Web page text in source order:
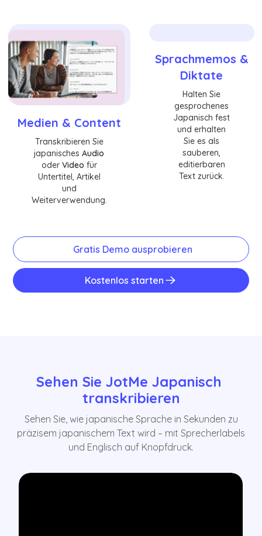
Medien & Content
Transkribieren Sie
japanisches Audio
oder Video für
Untertitel, Artikel
und
Weiterverwendung.
Sprachmemos &
Diktate
Halten Sie
gesprochenes
Japanisch fest
und erhalten
Sie es als
sauberen,
editierbaren
Text zurück.
Gratis Demo ausprobieren
Kostenlos starten
Sehen Sie JotMe Japanisch
transkribieren
Sehen Sie, wie japanische Sprache in Sekunden zu
präzisem japanischem Text wird – mit Sprecherlabels
und Englisch auf Knopfdruck.